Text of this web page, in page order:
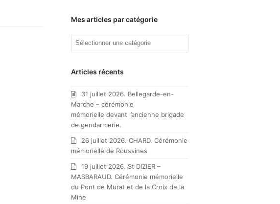
Mes articles par catégorie
Mes
catégorie
Articles récents
31 juillet 2026. Bellegarde-en-
Marche – cérémonie
mémorielle devant l’ancienne brigade
de gendarmerie.
26 juillet 2026. CHARD. Cérémonie
mémorielle de Roussines
19 juillet 2026. St DIZIER –
MASBARAUD. Cérémonie mémorielle
du Pont de Murat et de la Croix de la
Mine